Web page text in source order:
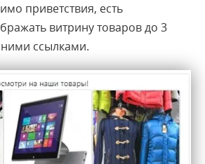
приветствия, есть
витрину товаров до 3
ссылками.